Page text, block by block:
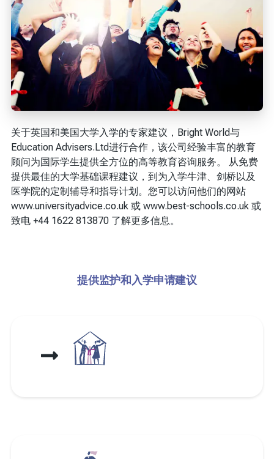
关于英国和美国大学入学的专家建议，Bright World与
Education Advisers.Ltd进行合作，该公司经验丰富的教育
顾问为国际学生提供全方位的高等教育咨询服务。 从免费
提供最佳的大学基础课程建议，到为入学牛津、剑桥以及
医学院的定制辅导和指导计划。您可以访问他们的网站
www.universityadvice.co.uk 或 www.best-schools.co.uk 或
致电 +44 1622 813870 了解更多信息。
提供监护和入学申请建议